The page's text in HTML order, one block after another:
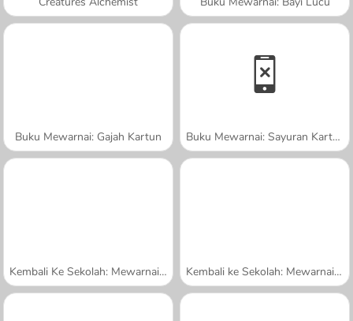
Buku Mewarnai: Gajah Kartun Buku Mewarnai: Sayuran Kartun
Kembali Ke Sekolah: Mewarnai Kucing Kembali ke Sekolah: Mewarnai Beruang Lucu